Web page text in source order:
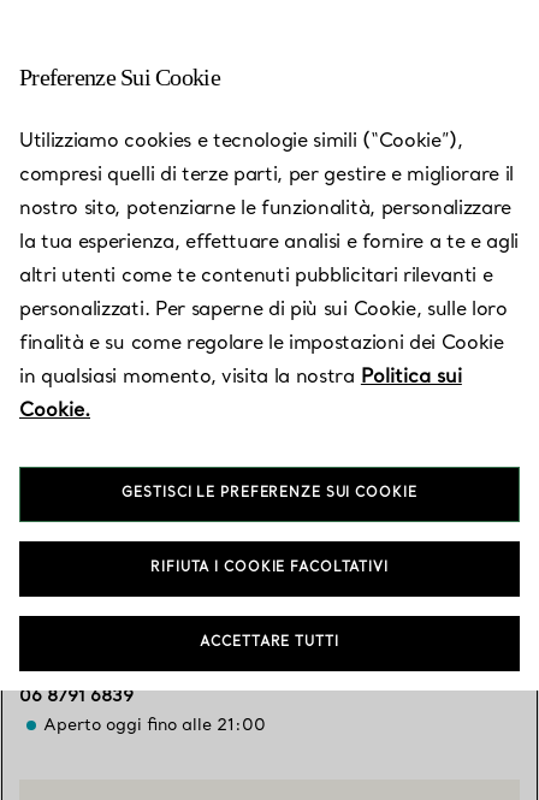
Roma –
Rinascente
Servizi disponibili
06 8791 6839
Aperto oggi fino alle 21:00
Preferenze Sui Cookie
Utilizziamo cookies e tecnologie simili (“Cookie”),
compresi quelli di terze parti, per gestire e migliorare il
nostro sito, potenziarne le funzionalità, personalizzare
la tua esperienza, effettuare analisi e fornire a te e agli
altri utenti come te contenuti pubblicitari rilevanti e
personalizzati. Per saperne di più sui Cookie, sulle loro
finalità e su come regolare le impostazioni dei Cookie
in qualsiasi momento, visita la nostra Politica sui
Cookie.
GESTISCI LE PREFERENZE SUI COOKIE
RIFIUTA I COOKIE FACOLTATIVI
ACCETTARE TUTTI